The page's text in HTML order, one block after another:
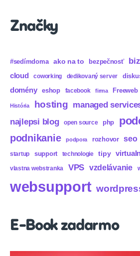
Značky
#sedímdoma ako na to bezpečnosť
cloud coworking dedikovaný server
domény eshop facebook firma Freeweb
História hosting managed
najlepsi blog open source php
podnikanie podpora rozhovor seo
startup support technologie tipy
vlastna webstranka VPS vzdelávanie
websupport
E-Book zadarmo